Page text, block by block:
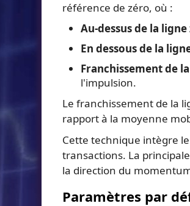
référence de zéro, où :
Au-dessus de la ligne
En dessous de la
Franchissement de
l'impulsion.
Le franchissement de la
rapport à la moyenne
Cette technique intègre
transactions. La
la direction du
Paramètres par